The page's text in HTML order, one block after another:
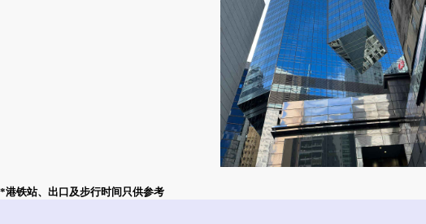
*港铁站、出口及步行时间只供参考